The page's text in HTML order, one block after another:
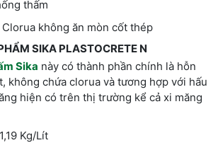
thấm
không ăn mòn cốt thép
SIKA PLASTOCRETE N
Sika này có thành phần chính là hỗn
không chứa clorua và tương hợp với hấu
hiện có trên thị trường kể cả xi măng
Kg/Lít